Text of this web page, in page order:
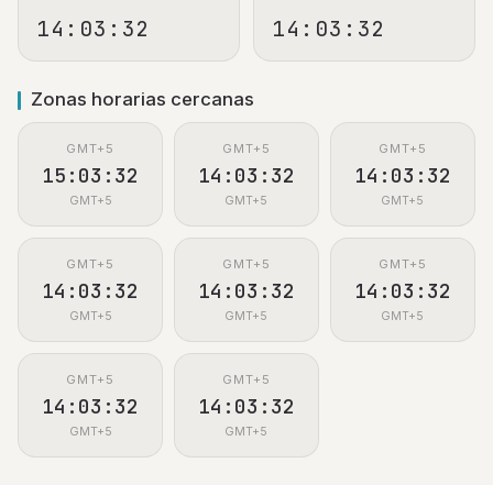
14:03:33 14:03:33
Zonas horarias cercanas
GMT+5
15:03:33
GMT+5
GMT+5
14:03:33
GMT+5
GMT+5
14:03:33
GMT+5
GMT+5
14:03:33
GMT+5
GMT+5
14:03:33
GMT+5
GMT+5
14:03:33
GMT+5
GMT+5
14:03:33
GMT+5
GMT+5
14:03:33
GMT+5